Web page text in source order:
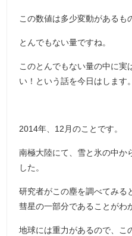
この数値は多少変動があるも
とんでもない量ですね。
このとんでもない量の中に実
い！という話を今日はします。
2014年、12月のことです。
南極大陸にて、雪と氷の中か
した。
研究者がこの塵を調べてみる
彗星の一部分であることがわ
地球には重力があるので、こ